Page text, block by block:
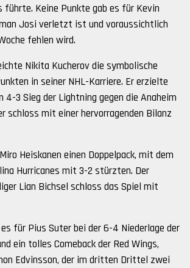
führte. Keine Punkte gab es für Kevin
Josi verletzt ist und voraussichtlich
fehlen wird.
Nikita Kucherov die symbolische
in seiner NHL-Karriere. Er erzielte
3 Sieg der Lightning gegen die Anaheim
schloss mit einer hervorragenden Bilanz
Heiskanen einen Doppelpack, mit dem
Hurricanes mit 3-2 stürzten. Der
Lian Bichsel schloss das Spiel mit
für Pius Suter bei der 6-4 Niederlage der
ein tolles Comeback der Red Wings,
Edvinsson, der im dritten Drittel zwei